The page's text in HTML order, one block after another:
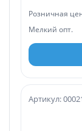
Розничная
Мелкий опт.
Артикул: